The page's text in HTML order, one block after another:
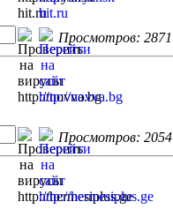
Просмотров: 2871
Просмотров: 2054